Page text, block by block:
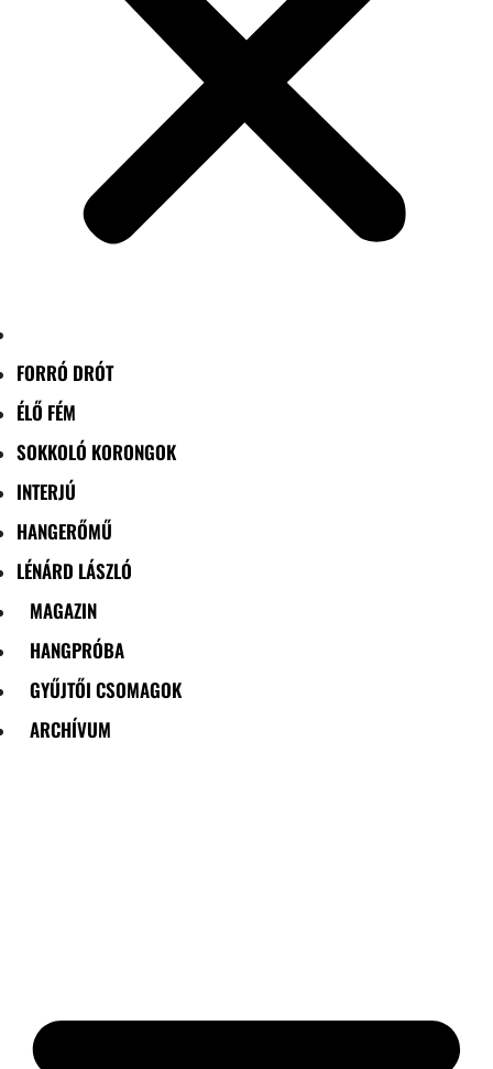
FORRÓ DRÓT
ÉLŐ FÉM
SOKKOLÓ KORONGOK
INTERJÚ
HANGERŐMŰ
LÉNÁRD LÁSZLÓ
MAGAZIN
HANGPRÓBA
GYŰJTŐI CSOMAGOK
ARCHÍVUM